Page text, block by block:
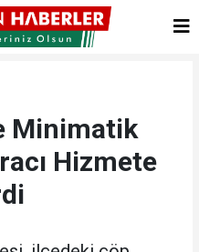
Minimatik
Hizmete